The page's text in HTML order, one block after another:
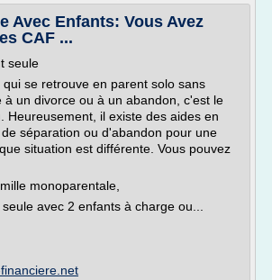
Avec Enfants: Vous Avez
CAF ...
seule
se retrouve en parent solo sans
à un divorce ou à un abandon, c'est le
Heureusement, il existe des aides en
séparation ou d'abandon pour une
situation est différente. Vous pouvez
monoparentale,
avec 2 enfants à charge ou...